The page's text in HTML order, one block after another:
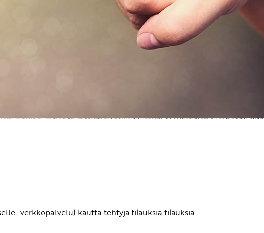
-verkkopalvelu) kautta tehtyjä tilauksia tilauksia